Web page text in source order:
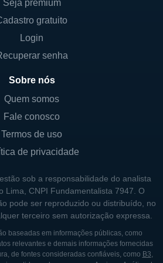
em diagnósticos, a OpGen
à pesquisa e
novos mercados. As
têm como propósito
no diagnóstico de
para a luta contra as
E PRINCIPAIS
seja uma empresa pública
valores, a estrutura
tanto investidores
Seja premium
gratuito
Login
senha
Sobre nós
Quem somos
Fale conosco
Termos de uso
de privacidade
sob a responsabilidade do analista
Lima, CNPI Fundamentalista 7947. O
pode ser reproduzido ou distribuído, no
terceiro sem autorização expressa.
baseadas em informações públicas, como
relevantes e demais informações fornecidas
de fontes consideradas confiáveis, como B3,